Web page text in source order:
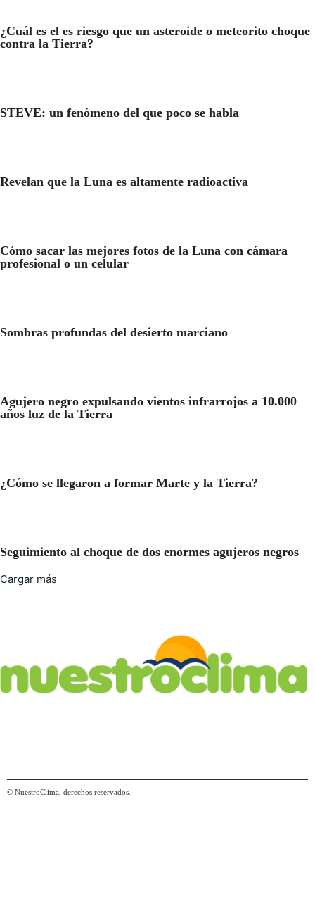
¿Cuál es el es riesgo que un asteroide o meteorito choque
contra la Tierra?
STEVE: un fenómeno del que poco se habla
Revelan que la Luna es altamente radioactiva
Cómo sacar las mejores fotos de la Luna con cámara
profesional o un celular
Sombras profundas del desierto marciano
Agujero negro expulsando vientos infrarrojos a 10.000
años luz de la Tierra
¿Cómo se llegaron a formar Marte y la Tierra?
Seguimiento al choque de dos enormes agujeros negros
Cargar más
© NuestroClima, derechos reservados.